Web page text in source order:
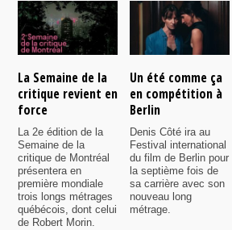
La Semaine de la
critique revient en
force
La 2e édition de la
Semaine de la
critique de Montréal
présentera en
première mondiale
trois longs métrages
québécois, dont celui
de Robert Morin.
Un été comme ça
en compétition à
Berlin
Denis Côté ira au
Festival international
du film de Berlin pour
la septième fois de
sa carrière avec son
nouveau long
métrage.